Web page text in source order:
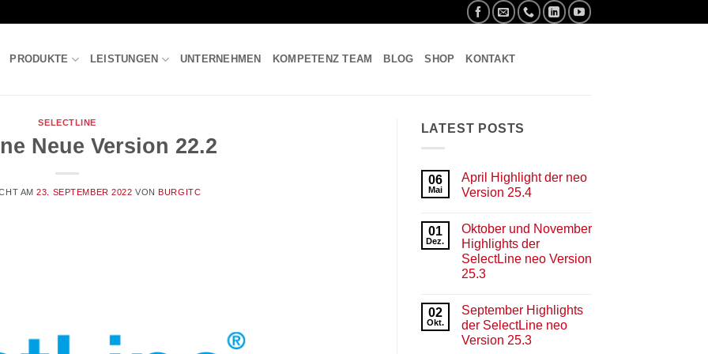
PRODUKTE LEISTUNGEN UNTERNEHMEN KOMPETENZ TEAM BLOG SHOP KONTAKT
SELECTLINE
Neue Version 22.2
AM23. SEPTEMBER 2022 VONBURGITC
LATEST POSTS
06
Mai
April Highlight der neo
Version 25.4
zu
April
Highlight
der
neo
Version
01
Dez.
Oktober und November
Highlights der
SelectLine neo Version
25.3
zu
Oktober
und
November
02
Okt.
September Highlights
der SelectLine neo
Version 25.3